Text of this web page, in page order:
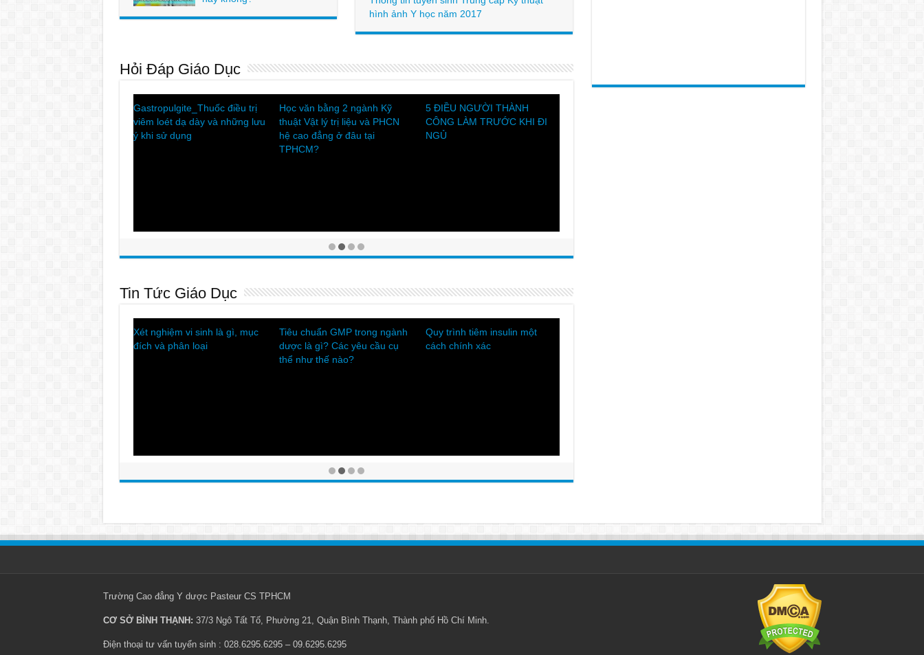
hình ảnh Y học năm 2017
Hỏi Đáp Giáo Dục
BẠN NÊN DÀNH BAO NHIÊU
GIỜ TRÊN MẠNG XÃ HỘI?
Tìm hiểu về Dược sĩ lâm sàng
và các hoạt của Dược lâm
sàng
5 THÓI QUEN HỌC TẬP XẤU
CẦN TRÁNH
Tin Tức Giáo Dục
Ý nghĩa của xét nghiệm
Ketone và khi nào cần thực
Ung thư da: Tổng quan về
bệnh và biện pháp phòng
tránh
Các vấn đề sức khỏe nào gây
ra tình trạng hôi miệng?
Trường Cao đẳng Y dược Pasteur CS TPHCM
CƠ SỞ BÌNH THẠNH: 37/3 Ngô Tất Tố, Phường 21, Quận Bình Thạnh, Thành phố Hồ Chí Minh.
Điện thoại tư vấn tuyển sinh : 028.6295.6295 – 09.6295.6295